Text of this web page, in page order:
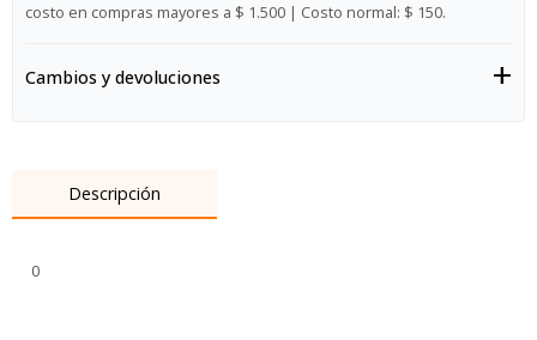
costo en compras mayores a $ 1.500 | Costo normal: $ 150.
Cambios y devoluciones
Descripción
0